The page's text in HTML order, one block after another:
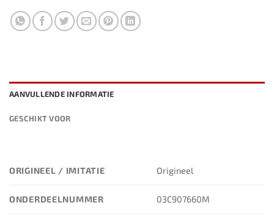
AANVULLENDE INFORMATIE
GESCHIKT VOOR
ORIGINEEL / IMITATIE Origineel
ONDERDEELNUMMER 03C907660M